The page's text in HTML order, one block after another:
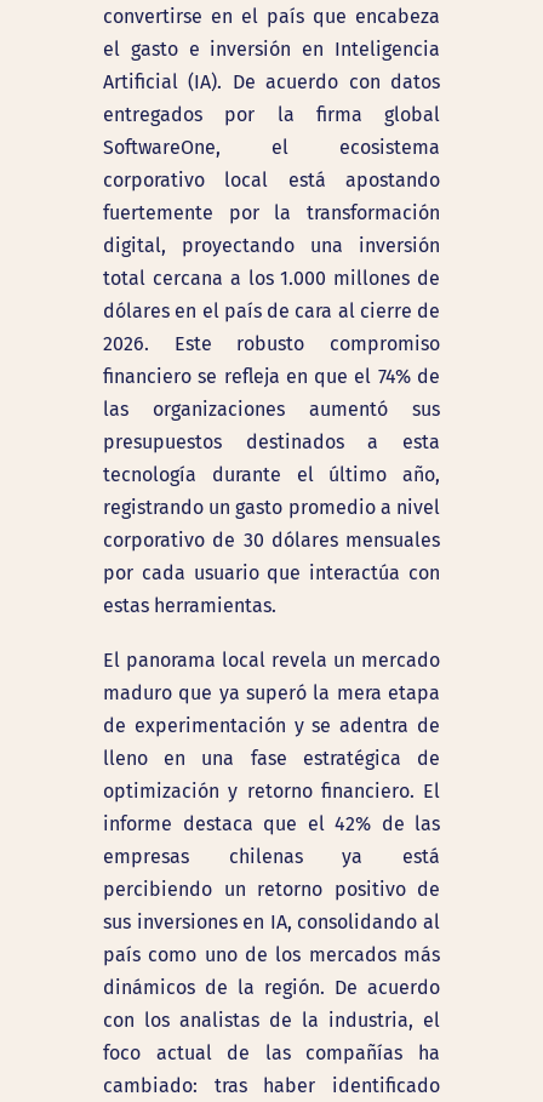
convertirse en el país que encabeza
el gasto e inversión en Inteligencia
Artificial (IA). De acuerdo con datos
entregados por la firma global
SoftwareOne, el ecosistema
corporativo local está apostando
fuertemente por la transformación
digital, proyectando una inversión
total cercana a los 1.000 millones de
dólares en el país de cara al cierre de
2026. Este robusto compromiso
financiero se refleja en que el 74% de
las organizaciones aumentó sus
presupuestos destinados a esta
tecnología durante el último año,
registrando un gasto promedio a nivel
corporativo de 30 dólares mensuales
por cada usuario que interactúa con
estas herramientas.
El panorama local revela un mercado
maduro que ya superó la mera etapa
de experimentación y se adentra de
lleno en una fase estratégica de
optimización y retorno financiero. El
informe destaca que el 42% de las
empresas chilenas ya está
percibiendo un retorno positivo de
sus inversiones en IA, consolidando al
país como uno de los mercados más
dinámicos de la región. De acuerdo
con los analistas de la industria, el
foco actual de las compañías ha
cambiado: tras haber identificado